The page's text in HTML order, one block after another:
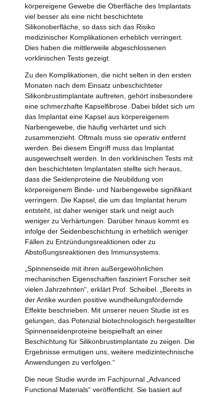
körpereigene Gewebe die Oberfläche des Implantats
viel besser als eine nicht beschichtete
Silikonoberfläche, so dass sich das Risiko
medizinischer Komplikationen erheblich verringert.
Dies haben die mittlerweile abgeschlossenen
vorklinischen Tests gezeigt.
Zu den Komplikationen, die nicht selten in den ersten
Monaten nach dem Einsatz unbeschichteter
Silikonbrustimplantate auftreten, gehört insbesondere
eine schmerzhafte Kapselfibrose. Dabei bildet sich um
das Implantat eine Kapsel aus körpereigenem
Narbengewebe, die häufig verhärtet und sich
zusammenzieht. Oftmals muss sie operativ entfernt
werden. Bei diesem Eingriff muss das Implantat
ausgewechselt werden. In den vorklinischen Tests mit
den beschichteten Implantaten stellte sich heraus,
dass die Seidenproteine die Neubildung von
körpereigenem Binde- und Narbengewebe signifikant
verringern. Die Kapsel, die um das Implantat herum
entsteht, ist daher weniger stark und neigt auch
weniger zu Verhärtungen. Darüber hinaus kommt es
infolge der Seidenbeschichtung in erheblich weniger
Fällen zu Entzündungsreaktionen oder zu
Abstoßungsreaktionen des Immunsystems.
„Spinnenseide mit ihren außergewöhnlichen
mechanischen Eigenschaften fasziniert Forscher seit
vielen Jahrzehnten“, erklärt Prof. Scheibel. „Bereits in
der Antike wurden positive wundheilungsfördernde
Effekte beschrieben. Mit unserer neuen Studie ist es
gelungen, das Potenzial biotechnologisch hergestellter
Spinnenseidenproteine beispielhaft an einer
Beschichtung für Silikonbrustimplantate zu zeigen. Die
Ergebnisse ermutigen uns, weitere medizintechnische
Anwendungen zu verfolgen.“
Die neue Studie wurde im Fachjournal „Advanced
Functional Materials“ veröffentlicht. Sie basiert auf